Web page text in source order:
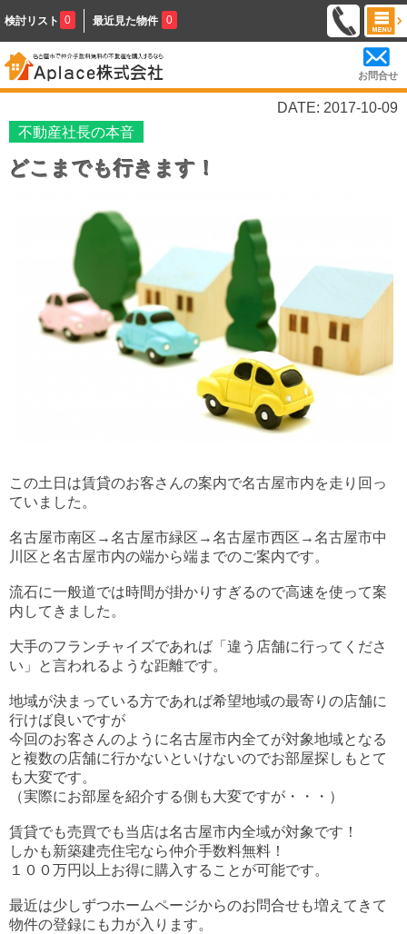
検討リスト 0 最近見た物件 0
お問合せ
DATE: 2017-10-09
不動産社長の本音
どこまでも行きます！
この土日は賃貸のお客さんの案内で名古屋市内を走り回っ
ていました。
名古屋市南区→名古屋市緑区→名古屋市西区→名古屋市中
川区と名古屋市内の端から端までのご案内です。
流石に一般道では時間が掛かりすぎるので高速を使って案
内してきました。
大手のフランチャイズであれば「違う店舗に行ってくださ
い」と言われるような距離です。
地域が決まっている方であれば希望地域の最寄りの店舗に
行けば良いですが
今回のお客さんのように名古屋市内全てが対象地域となる
と複数の店舗に行かないといけないのでお部屋探しもとて
も大変です。
（実際にお部屋を紹介する側も大変ですが・・・）
賃貸でも売買でも当店は名古屋市内全域が対象です！
しかも新築建売住宅なら仲介手数料無料！
１００万円以上お得に購入することが可能です。
最近は少しずつホームページからのお問合せも増えてきて
物件の登録にも力が入ります。